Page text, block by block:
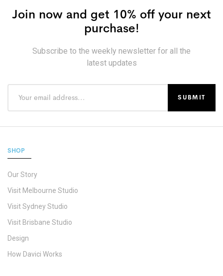
Join now and get 10% off your next
purchase!
Subscribe to the weekly newsletter for all the
latest updates
SHOP
Our Story
Visit Melbourne Studio
Visit Sydney Studio
Visit Brisbane Studio
Design
How Davici Works